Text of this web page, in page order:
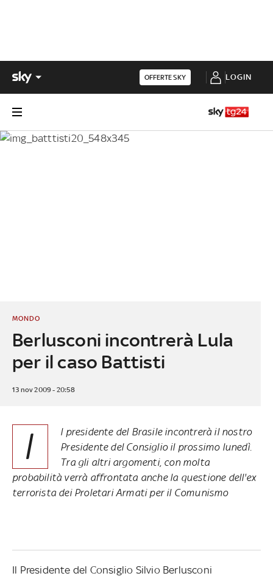
OFFERTE SKY LOGIN
Berlusconi incontrerà Lula
per il caso Battisti
MONDO
13 nov 2009 - 20:58
I
l presidente del Brasile incontrerà il nostro
Presidente del Consiglio il prossimo lunedì.
Tra gli altri argomenti, con molta
probabilità verrà affrontata anche la questione dell'ex
terrorista dei Proletari Armati per il Comunismo
Il Presidente del Consiglio Silvio Berlusconi